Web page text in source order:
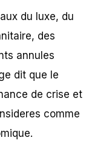
du luxe, du
des
annules
dit que le
de crise et
comme